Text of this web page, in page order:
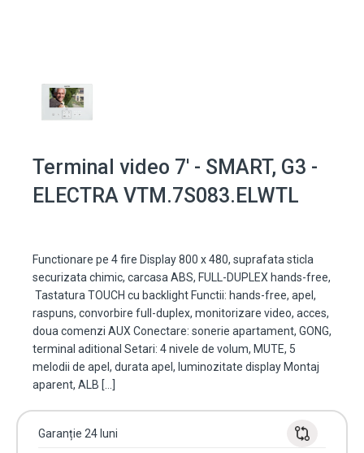
Terminal video 7' - SMART, G3 -
ELECTRA VTM.7S083.ELWTL
Functionare pe 4 fire Display 800 x 480, suprafata sticla
securizata chimic, carcasa ABS, FULL-DUPLEX hands-free,
Tastatura TOUCH cu backlight Functii: hands-free, apel,
raspuns, convorbire full-duplex, monitorizare video, acces,
doua comenzi AUX Conectare: sonerie apartament, GONG,
terminal aditional Setari: 4 nivele de volum, MUTE, 5
melodii de apel, durata apel, luminozitate display Montaj
aparent, ALB […]
Garanție 24 luni